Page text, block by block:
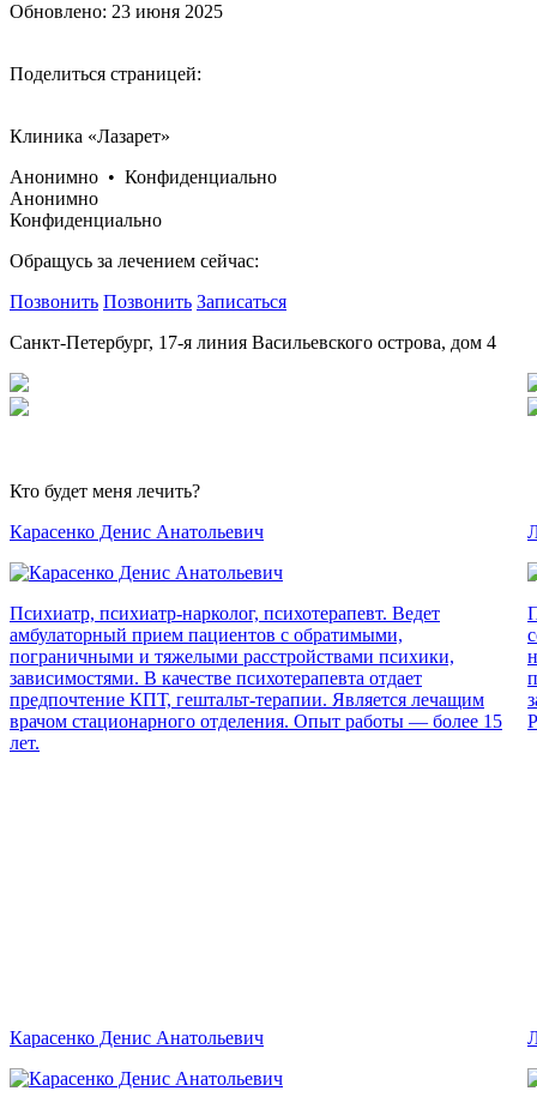
Обновлено: 23 июня 2025
Поделиться страницей:
Клиника «Лазарет»
Анонимно • Конфиденциально
Анонимно
Конфиденциально
Обращусь за лечением сейчас:
Позвонить Позвонить Записаться
Санкт-Петербург, 17-я линия Васильевского острова, дом 4
Кто будет меня лечить?
Карасенко Денис Анатольевич
Психиатр, психиатр-нарколог, психотерапевт. Ведет
амбулаторный прием пациентов с обратимыми,
пограничными и тяжелыми расстройствами психики,
зависимостями. В качестве психотерапевта отдает
предпочтение КПТ, гештальт-терапии. Является лечащим
врачом стационарного отделения. Опыт работы — более 15
лет.
Карасенко Денис Анатольевич